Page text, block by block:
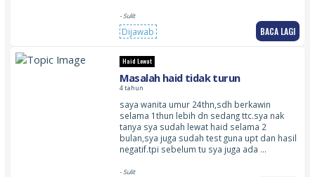
- Sulit
Dijawab BACA LAGI
Haid Lewat
Masalah haid tidak turun
4 tahun
saya wanita umur 24thn,sdh berkawin
selama 1thun lebih dn sedang ttc.sya nak
tanya sya sudah lewat haid selama 2
bulan,sya juga sudah test guna upt dan hasil
negatif.tpi sebelum tu sya juga ada …
- Sulit